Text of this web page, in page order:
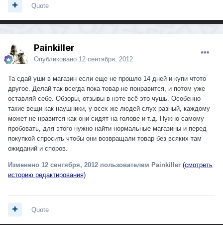
Quote
Painkiller
Опубликовано 12 сентября, 2012
Та сдай уши в магазин если еще не прошло 14 дней и купи чтото
другое. Делай так всегда пока товар не понравится, и потом уже
оставляй себе. Обзоры, отзывы в нэте всё это чушь. Особенно
такие вещи как наушники, у всех же людей слух разный, каждому
может не нравится как они сидят на голове и т.д. Нужно самому
пробовать, для этого нужно найти нормальные магазины и перед
покупкой спросить чтобы они возвращали товар без всяких там
ожиданий и споров.
Изменено 12 сентября, 2012 пользователем Painkiller (смотреть
историю редактирования)
Quote